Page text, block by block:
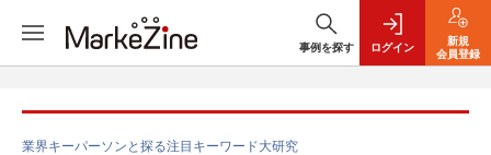
事例を探す ログイン
新規
会員登録
業界キーパーソンと探る注目キーワード大研究